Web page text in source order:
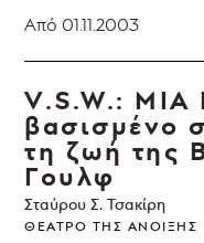
Από 01.11.2003
V.S.W.:
βασισμένο
τη ζωή της
Γουλφ
Σταύρου Σ. Τσακίρη
ΘΈΑΤΡΟ ΤΗΣ ΆΝΟΙΞΗΣ